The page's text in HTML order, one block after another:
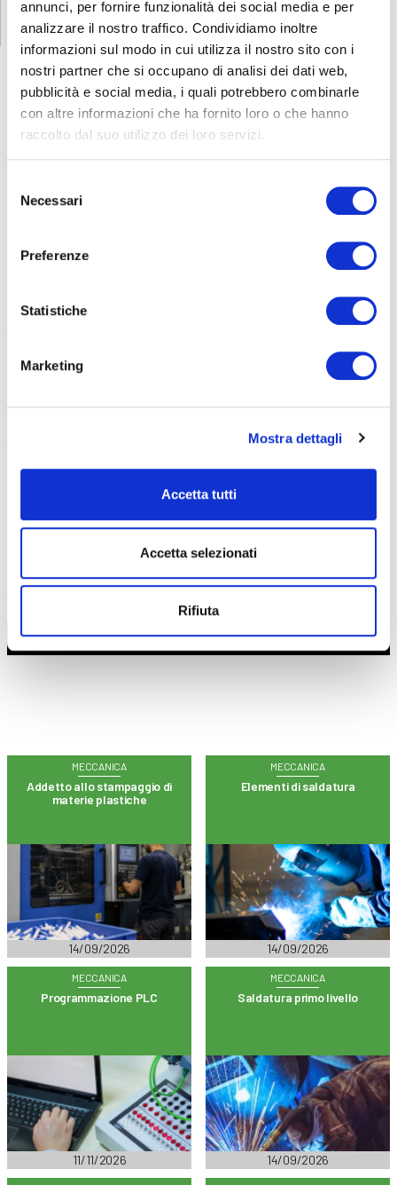
annunci, per fornire funzionalità dei social media e per
analizzare il nostro traffico. Condividiamo inoltre
informazioni sul modo in cui utilizza il nostro sito con i
nostri partner che si occupano di analisi dei dati web,
pubblicità e social media, i quali potrebbero combinarle
con altre informazioni che ha fornito loro o che hanno
raccolto dal suo utilizzo dei loro servizi.
delNecessari
Preferenze
Statistiche
Marketing
Mostra dettagli
Accetta tutti
Accetta selezionati
Rifiuta
FORMAZIONE
Seleziona e filtra per:
ADULTI
AZIENDE
DOPO LA TERZA MEDIA
SICUREZZA
Seleziona e filtra per:
CORSIONLINE
CALENDARIO
Trova il tuo corso
MECCANICA
Addetto allo stampaggio di
materie plastiche
14/09/2026
MECCANICA
Elementi di saldatura
14/09/2026
MECCANICA
Programmazione PLC
11/11/2026
MECCANICA
Saldatura primo livello
14/09/2026